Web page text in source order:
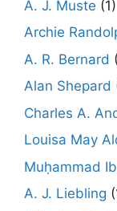
A. J. Muste (1)
Archie
A. R. Bernard
Alan Shepard
Charles A.
Louisa May
Muḥammad
A. J. Liebling